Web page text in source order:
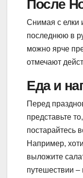
После
Снимая с елки
последнюю в
можно ярче
отмечают
Еда и
Перед
представьте
постарайтесь
Например,
выложите
путешествии –